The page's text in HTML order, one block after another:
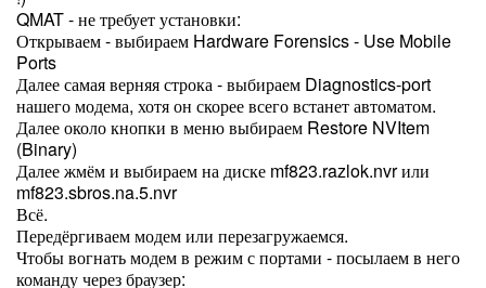
QMAT - не требует установки:
Открываем - выбираем Hardware Forensics - Use Mobile
Ports
Далее самая верняя строка - выбираем Diagnostics-port
нашего модема, хотя он скорее всего встанет автоматом.
Далее около кнопки в меню выбираем Restore NVItem
(Binary)
Далее жмёми выбираем на диске mf823.razlok.nvr или
mf823.sbros.na.5.nvr
Всё.
Передёргиваем модем или перезагружаемся.
Чтобы вогнать модем в режим с портами - посылаем в него
команду через браузер: